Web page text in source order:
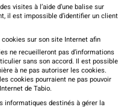
visites à l’aide d’une balise sur
il est impossible d’identifier un client
sur son site Internet afin
ne recueilleront pas d’informations
sans son accord. Il est possible
à ne pas autoriser les cookies.
cookies pourraient ne pas pouvoir
de Tabio.
informatiques destinés à gérer la